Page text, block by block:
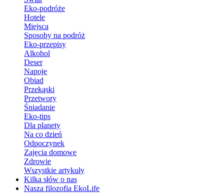
Eko-podróże
Hotele
Miejsca
Sposoby na podróż
Eko-przepisy
Alkohol
Deser
Napoje
Obiad
Przekąski
Przetwory
Śniadanie
Eko-tips
Dla planety
Na co dzień
Odpoczynek
Zajęcia domowe
Zdrowie
Wszystkie artykuły
Kilka słów o nas
Nasza filozofia EkoLife